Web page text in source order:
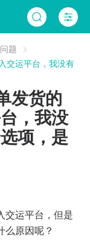
题
交运平台，我没有
发货的
，我没
项，是
交运平台，但是
么原因呢？